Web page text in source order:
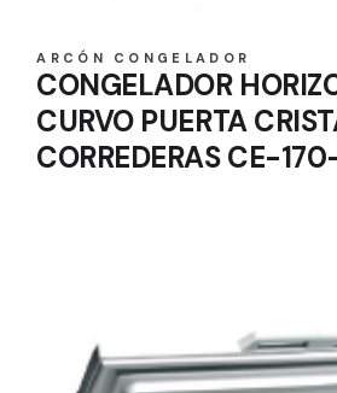
ARCÓN CONGELADOR
CONGELADOR
CURVO PUERTA
CORREDERAS CE-